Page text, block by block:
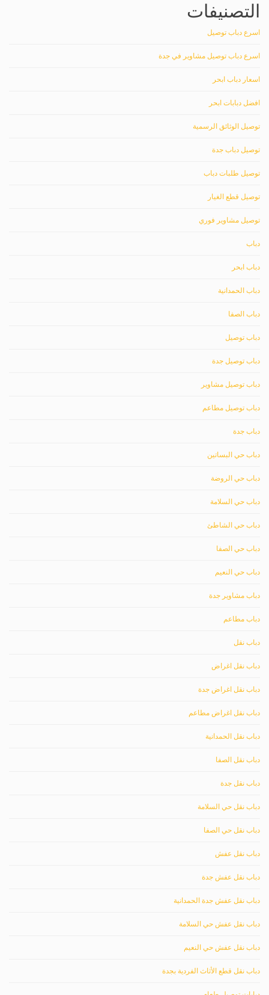
التصنيفات
اسرع دباب توصيل
اسرع دباب توصيل مشاوير في جدة
اسعار دباب ابحر
افضل دبابات ابحر
توصيل الوثائق الرسمية
توصيل دباب جدة
توصيل طلبات دباب
توصيل قطع الغيار
توصيل مشاوير فوري
دباب
دباب ابحر
دباب الحمدانية
دباب الصفا
دباب توصيل
دباب توصيل جدة
دباب توصيل مشاوير
دباب توصيل مطاعم
دباب جدة
دباب حي البساتين
دباب حي الروضة
دباب حي السلامة
دباب حي الشاطئ
دباب حي الصفا
دباب حي النعيم
دباب مشاوير جدة
دباب مطاعم
دباب نقل
دباب نقل اغراض
دباب نقل اغراض جدة
دباب نقل اغراض مطاعم
دباب نقل الحمدانية
دباب نقل الصفا
دباب نقل جدة
دباب نقل حي السلامة
دباب نقل حي الصفا
دباب نقل عفش
دباب نقل عفش جدة
دباب نقل عفش جدة الحمدانية
دباب نقل عفش حي السلامة
دباب نقل عفش حي النعيم
دباب نقل قطع الأثاث الفردية بجدة